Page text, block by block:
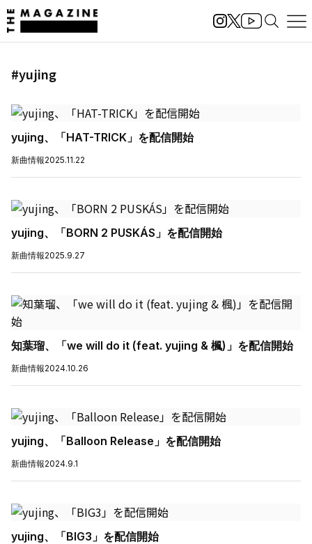
#yujing
yujing、「HAT-TRICK」を配信開始
新曲情報2025.11.22
yujing、「BORN 2 PUSKÁS」を配信開始
新曲情報2025.9.27
知葉瑠、「we will do it (feat. yujing & 楓)」を配信開始
新曲情報2024.10.26
yujing、「Balloon Release」を配信開始
新曲情報2024.9.1
yujing、「BIG3」を配信開始